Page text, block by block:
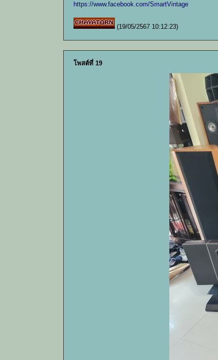
https://www.facebook.com/SmartVintage
(19/05/2567 10:12:23)
โพสต์ที่ 19